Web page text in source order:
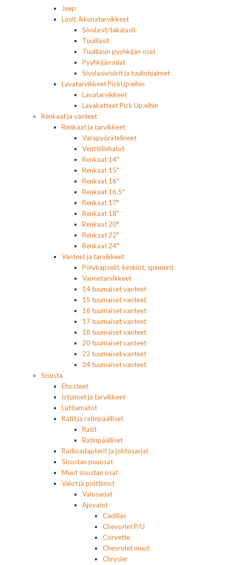
Jeep
Lasit, ikkunatarvikkeet
Sivulasit/takalasit
Tuulilasit
Tuulilasin pyyhkijän osat
Pyyhkijänsulat
Sivulasivisiirit ja tuuliohjaimet
Lavatarvikkeet PickUp:eihin
Lavatarvikkeet
Lavakatteet Pick Up:eihin
Renkaat ja vanteet
Renkaat ja tarvikkeet
Varapyörätelineet
Venttiilinhatut
Renkaat 14"
Renkaat 15"
Renkaat 16"
Renkaat 16,5"
Renkaat 17"
Renkaat 18"
Renkaat 20"
Renkaat 22"
Renkaat 24"
Vanteet ja tarvikkeet
Pölykapselit, keskiöt, spinnerit
Vannetarvikkeet
14 tuumaiset vanteet
15 tuumaiset vanteet
16 tuumaiset vanteet
17 tuumaiset vanteet
18 tuumaiset vanteet
20 tuumaiset vanteet
22 tuumaiset vanteet
24 tuumaiset vanteet
Sisusta
Ehosteet
Istuimet ja tarvikkeet
Lattiamatot
Ratit ja ratinpäälliset
Ratit
Ratinpäälliset
Radioadapterit ja johtosarjat
Sisustan puuosat
Muut sisustan osat
Valot ja polttimot
Valosarjat
Ajovalot
Cadillac
Chevorlet P/U
Corvette
Chevrolet muut
Chrysler